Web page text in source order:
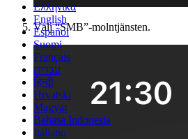
Ελληνικά
English
Español
Suomi
Français
עברית
हिन्दी
Hrvatski
Magyar
Bahasa Indonesia
Italiano
Välj “SMB”-molntjänsten.